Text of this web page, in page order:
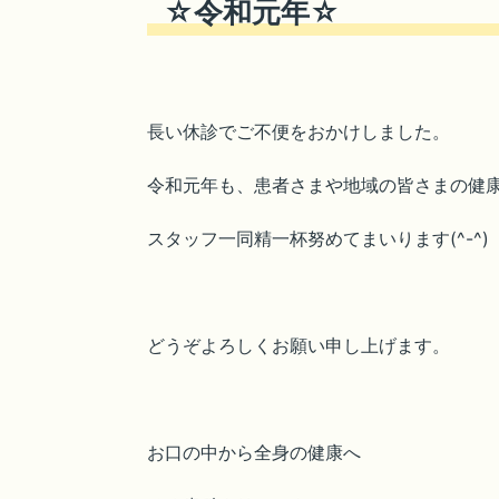
☆令和元年☆
長い休診でご不便をおかけしました。
令和元年も、患者さまや地域の皆さまの健
スタッフ一同精一杯努めてまいります(^-^)
どうぞよろしくお願い申し上げます。
お口の中から全身の健康へ